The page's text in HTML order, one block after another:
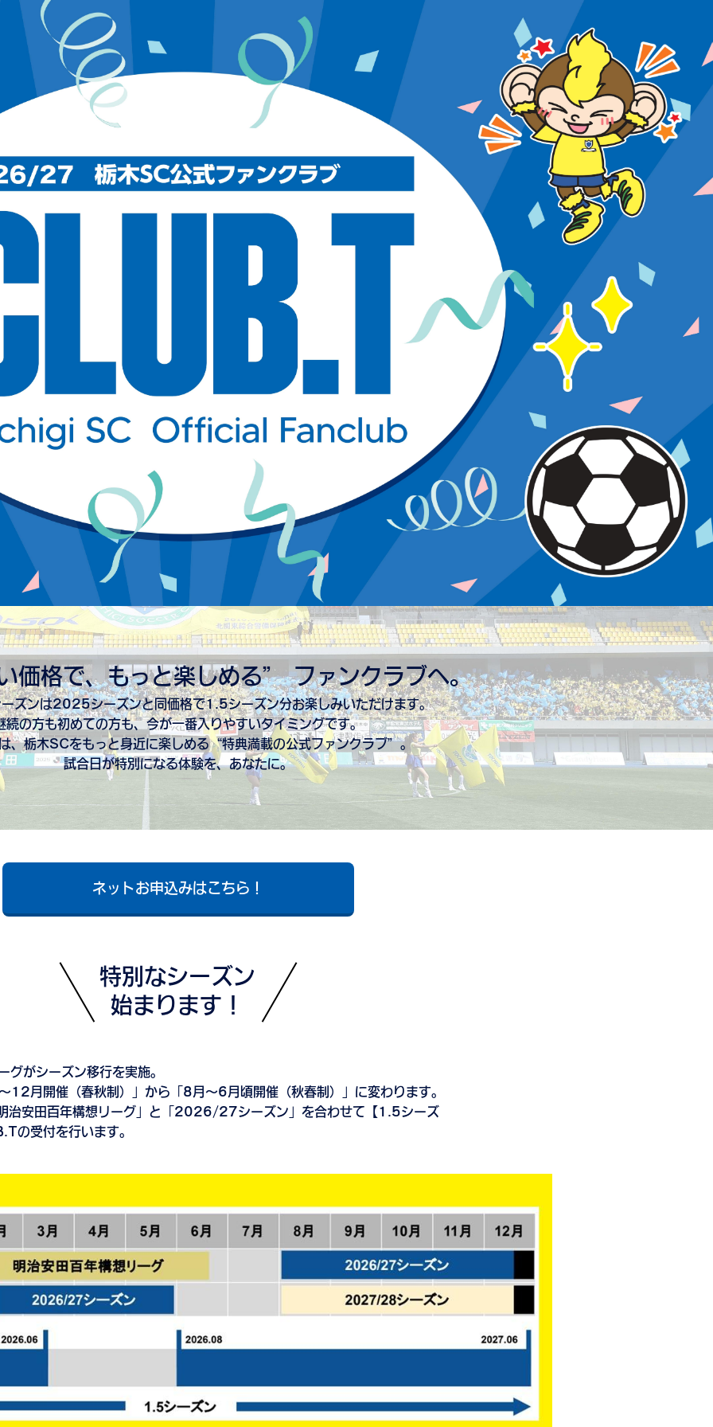
価格で、もっと楽しめる” ファンクラブへ。
ンは2025シーズンと同価格で1.5シーズン分お楽しみいただけます。
続の方も初めての方も、今が一番入りやすいタイミングです。
、栃木SCをもっと身近に楽しめる“特典満載の公式ファンクラブ”。
試合日が特別になる体験を、あなたに。
ネットお申込みはこちら！
特別なシーズン
始まります！
がシーズン移行を実施。
12月開催（春秋制）」から「8月～6月頃開催（秋春制）」に変わります。
治安田百年構想リーグ」と「2026/27シーズン」を合わせて【1.5シーズ
の受付を行います。